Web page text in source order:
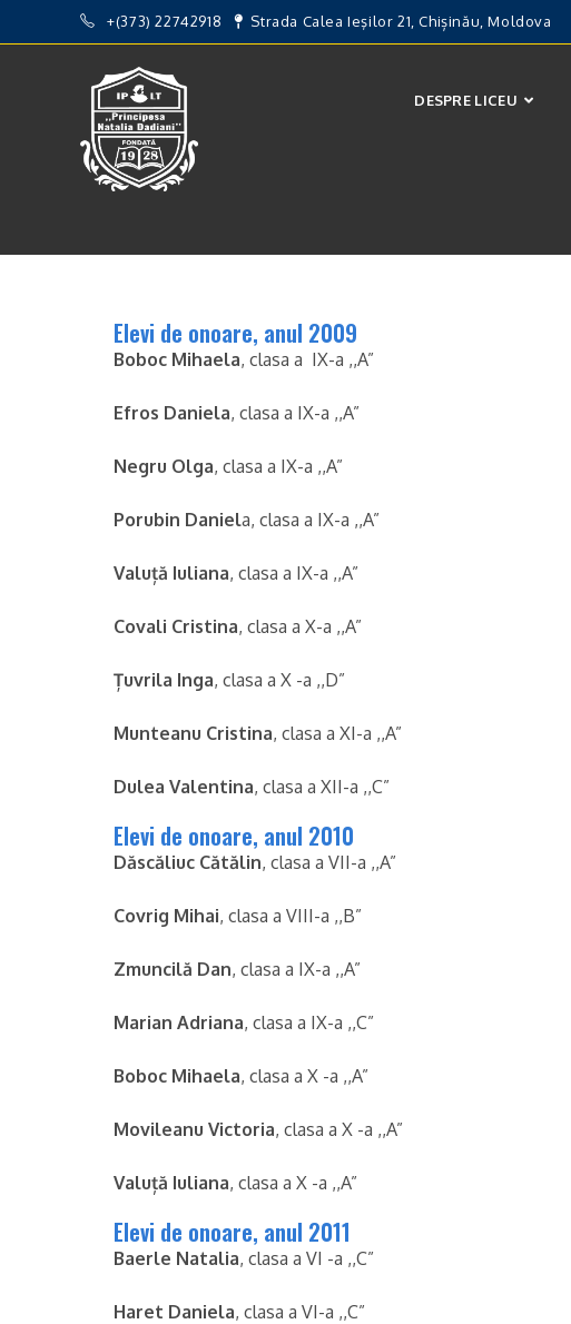
+(373) 22742918 Strada Calea Ieşilor 21, Chișinău, Moldova
DESPRE LICEU
Elevi de onoare, anul 2009
Boboc Mihaela, clasa a IX-a ,,A”
Efros Daniela, clasa a IX-a ,,A”
Negru Olga, clasa a IX-a ,,A”
Porubin Daniela, clasa a IX-a ,,A”
Valuță Iuliana, clasa a IX-a ,,A”
Covali Cristina, clasa a X-a ,,A”
Țuvrila Inga, clasa a X -a ,,D”
Munteanu Cristina, clasa a XI-a ,,A”
Dulea Valentina, clasa a XII-a ,,C”
Elevi de onoare, anul 2010
Dăscăliuc Cătălin, clasa a VII-a ,,A”
Covrig Mihai, clasa a VIII-a ,,B”
Zmuncilă Dan, clasa a IX-a ,,A”
Marian Adriana, clasa a IX-a ,,C”
Boboc Mihaela, clasa a X -a ,,A”
Movileanu Victoria, clasa a X -a ,,A”
Valuță Iuliana, clasa a X -a ,,A”
Elevi de onoare, anul 2011
Baerle Natalia, clasa a VI -a ,,C”
Haret Daniela, clasa a VI-a ,,C”